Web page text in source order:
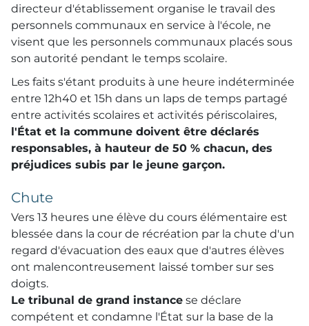
directeur d'établissement organise le travail des
personnels communaux en service à l'école, ne
visent que les personnels communaux placés sous
son autorité pendant le temps scolaire.
Les faits s'étant produits à une heure indéterminée
entre 12h40 et 15h dans un laps de temps partagé
entre activités scolaires et activités périscolaires,
l'État et la commune doivent être déclarés
responsables, à hauteur de 50 % chacun, des
préjudices subis par le jeune garçon.
Chute
Vers 13 heures une élève du cours élémentaire est
blessée dans la cour de récréation par la chute d'un
regard d'évacuation des eaux que d'autres élèves
ont malencontreusement laissé tomber sur ses
doigts.
Le tribunal de grand instance se déclare
compétent et condamne l'État sur la base de la